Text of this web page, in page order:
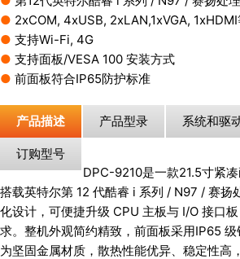
● 2xCOM, 4xUSB, 2xLAN,1xVGA,
● 支持Wi-Fi, 4G
● ⽀持⾯板/VESA 100 安装⽅式
● 前⾯板符合IP65防护标准
产品描述 产品型录 系统和驱
订购型号
DPC-9210是⼀款21.5⼨紧
搭载英特尔第 12 代酷睿 i 系列 / N97 / 赛扬
化设计，可便捷升级 CPU 主板与 I/O 接⼝
求。整机外观简约精致，前⾯板采⽤IP65
为坚固⾦属材质，散热性能优异、稳定性⾼